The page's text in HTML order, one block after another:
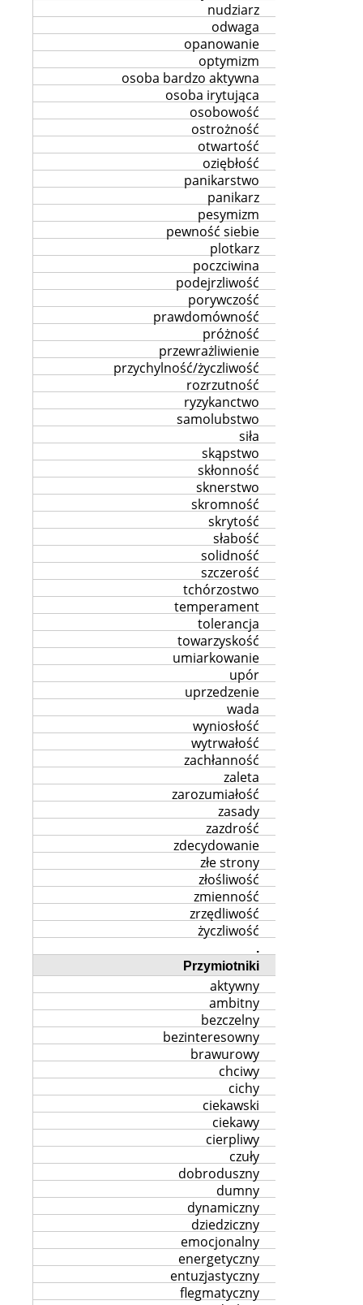
nudziarz
odwaga
opanowanie
optymizm
osoba bardzo aktywna
osoba irytująca
osobowość
ostrożność
otwartość
oziębłość
panikarstwo
panikarz
pesymizm
pewność siebie
plotkarz
poczciwina
podejrzliwość
porywczość
prawdomówność
próżność
przewrażliwienie
przychylność/życzliwość
rozrzutność
ryzykanctwo
samolubstwo
siła
skąpstwo
skłonność
sknerstwo
skromność
skrytość
słabość
solidność
szczerość
tchórzostwo
temperament
tolerancja
towarzyskość
umiarkowanie
upór
uprzedzenie
wada
wyniosłość
wytrwałość
zachłanność
zaleta
zarozumiałość
zasady
zazdrość
zdecydowanie
złe strony
złośliwość
zmienność
zrzędliwość
życzliwość
.
Przymiotniki
aktywny
ambitny
bezczelny
bezinteresowny
brawurowy
chciwy
cichy
ciekawski
ciekawy
cierpliwy
czuły
dobroduszny
dumny
dynamiczny
dziedziczny
emocjonalny
energetyczny
entuzjastyczny
flegmatyczny